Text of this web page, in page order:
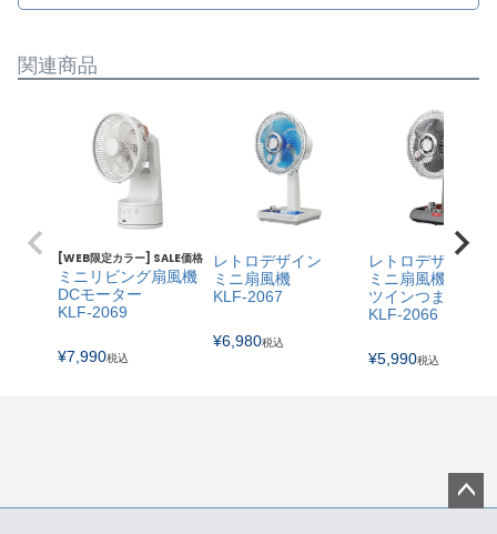
関連商品
[WEB限定カラー] SALE価格
ミニリビング扇風機
DCモーター
KLF-2069
¥7,990税込
レトロデザイン
ミニ扇風機
KLF-2067
¥6,980税込
レトロデザイン
ミニ扇風機
ツインつまみ
KLF-2066
¥5,990税込